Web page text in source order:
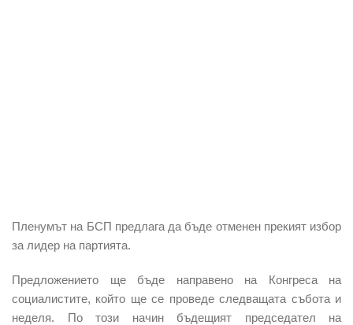
Пленумът на БСП предлага да бъде отменен прекият избор
за лидер на партията.
Предложението ще бъде направено на Конгреса на
социалистите, който ще се проведе следващата събота и
неделя. По този начин бъдещият председател на